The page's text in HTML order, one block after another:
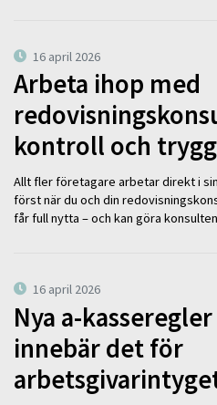
16 april 2026
Arbeta ihop med
kontroll och
Allt fler företagare arbetar direkt i
först när du och din
får full nytta – och kan göra
16 april 2026
Nya a-
innebär det för